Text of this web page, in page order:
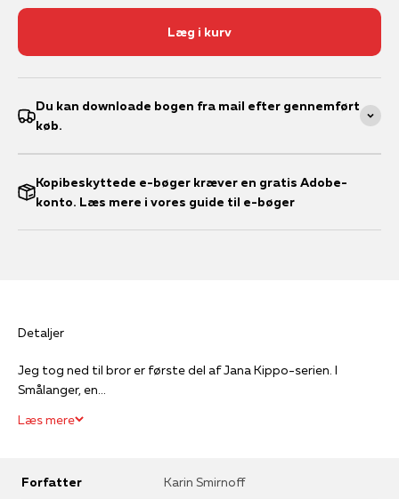
Læg i kurv
Du kan downloade bogen fra mail efter gennemført
køb.
Kopibeskyttede e-bøger kræver en gratis Adobe-
konto. Læs mere i vores guide til e-bøger
Detaljer
Jeg tog ned til bror er første del af Jana Kippo-serien. I
Smålanger, en...
Læs mere
Forfatter Karin Smirnoff